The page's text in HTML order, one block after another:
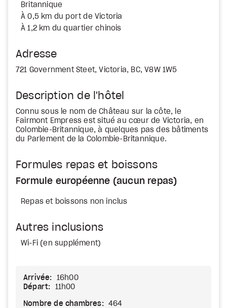
Britannique
À 0,5 km du port de Victoria
À 1,2 km du quartier chinois
Adresse
721 Government Steet, Victoria, BC, V8W 1W5
Description de l'hôtel
Connu sous le nom de Château sur la côte, le
Fairmont Empress est situé au cœur de Victoria, en
Colombie-Britannique, à quelques pas des bâtiments
du Parlement de la Colombie-Britannique.
Formules repas et boissons
Formule européenne (aucun repas)
Repas et boissons non inclus
Autres inclusions
Wi-Fi (en supplément)
Arrivée:
16h00
Départ:
11h00
Nombre de chambres: 464